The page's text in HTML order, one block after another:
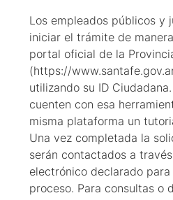
Los empleados públicos y
iniciar el trámite de
portal oficial de la
(https://
utilizando su ID
cuenten con esa
misma plataforma un
Una vez completada la
serán contactados a
electrónico declarado
proceso. Para consultas o